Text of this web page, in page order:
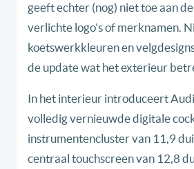
geeft echter (nog) niet toe aan
verlichte logo’s of merknamen.
koetswerkkleuren en
de update wat het exterieur
In het interieur introduceert
volledig vernieuwde digitale
instrumentencluster van 11,9
centraal touchscreen van 12,8